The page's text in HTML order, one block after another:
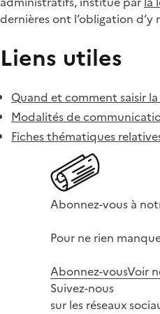
dernières ont l’obligation
Liens utiles
Quand et comment saisir la
Modalités de
Fiches thématiques
Abonnez-vous à
Pour ne rien
Abonnez-vousVoir
Suivez-nous
sur les réseaux